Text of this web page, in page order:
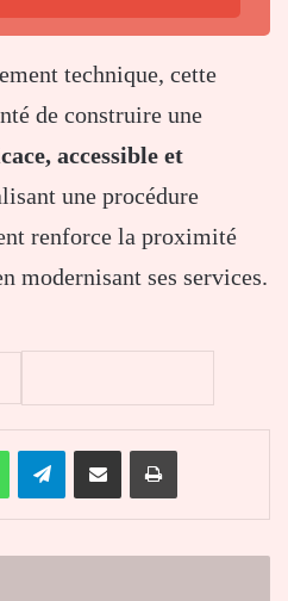
technique, cette
de construire une
accessible et
une procédure
renforce la proximité
modernisant ses services.
WhatsAppTelegramPartager par email Imprimer